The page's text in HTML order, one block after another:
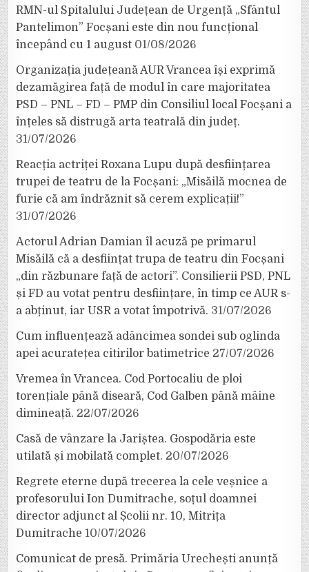
RMN-ul Spitalului Județean de Urgență „Sfântul
Pantelimon” Focșani este din nou funcțional
începând cu 1 august 01/08/2026
Organizația județeană AUR Vrancea își exprimă
dezamăgirea față de modul în care majoritatea
PSD – PNL – FD – PMP din Consiliul local Focșani a
înțeles să distrugă arta teatrală din județ.
31/07/2026
Reacția actriței Roxana Lupu după desființarea
trupei de teatru de la Focșani: „Misăilă mocnea de
furie că am îndrăznit să cerem explicații!”
31/07/2026
Actorul Adrian Damian îl acuză pe primarul
Misăilă că a desființat trupa de teatru din Focșani
„din răzbunare față de actori”. Consilierii PSD, PNL
și FD au votat pentru desființare, în timp ce AUR s-
a abținut, iar USR a votat împotrivă. 31/07/2026
Cum influențează adâncimea sondei sub oglinda
apei acuratețea citirilor batimetrice 27/07/2026
Vremea în Vrancea. Cod Portocaliu de ploi
torențiale până diseară, Cod Galben până mâine
dimineață. 22/07/2026
Casă de vânzare la Jariștea. Gospodăria este
utilată și mobilată complet. 20/07/2026
Regrete eterne după trecerea la cele veșnice a
profesorului Ion Dumitrache, soțul doamnei
director adjunct al Școlii nr. 10, Mitrița
Dumitrache 10/07/2026
Comunicat de presă. Primăria Urechești anunță